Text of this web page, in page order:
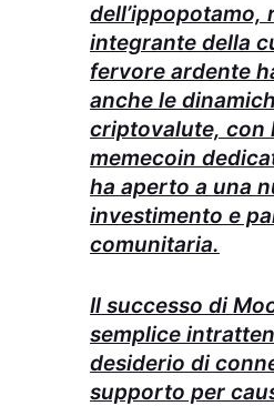
dell’ippopotamo,
integrante della
fervore ardente
anche le
criptovalute, con
memecoin
ha aperto a una
investimento e
comunitaria.
Il successo di
semplice
desiderio di
supporto per